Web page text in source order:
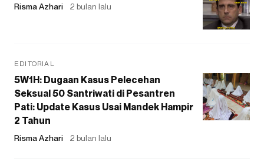
Risma Azhari 2 bulan lalu
EDITORIAL
5W1H: Dugaan Kasus Pelecehan
Seksual 50 Santriwati di Pesantren
Pati: Update Kasus Usai Mandek Hampir
2 Tahun
Risma Azhari 2 bulan lalu